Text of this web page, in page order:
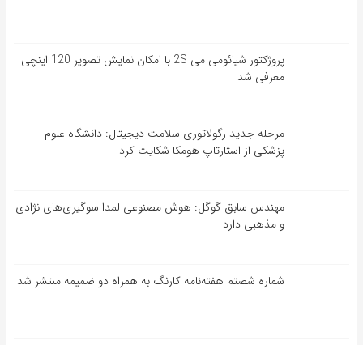
پروژکتور شیائومی می 2S با امکان نمایش تصویر 120 اینچی
معرفی شد
مرحله جدید رگولاتوری سلامت دیجیتال: دانشگاه علوم
پزشکی از استارتاپ هومکا شکایت کرد
مهندس سابق گوگل: هوش مصنوعی لمدا سوگیری‌های نژادی
و مذهبی دارد
شماره شصتم هفته‌نامه کارنگ به همراه دو ضمیمه منتشر شد